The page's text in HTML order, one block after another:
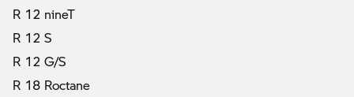
R 12 nineT
R 12 S
R 12 G/S
R 18 Roctane